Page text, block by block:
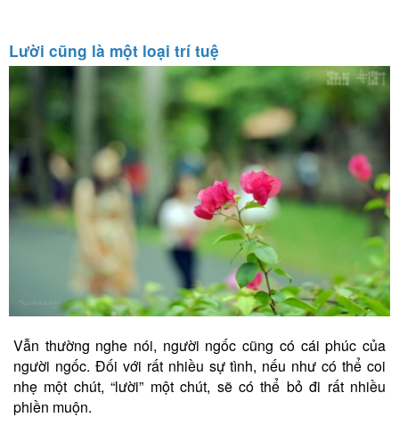
Lười cũng là một loại trí tuệ
Vẫn thường nghe nói, người ngốc cũng có cái phúc của
người ngốc. Đối với rất nhiều sự tình, nếu như có thể coi
nhẹ một chút, “lười” một chút, sẽ có thể bỏ đi rất nhiều
phiền muộn.